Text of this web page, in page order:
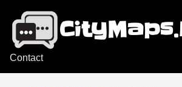
Contact